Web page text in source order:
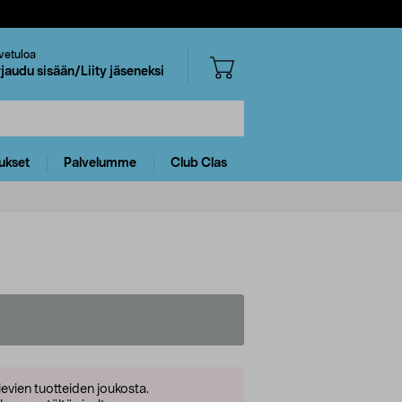
sisään/Liity jäseneksi
Palvelumme Club Clas
tuotteiden joukosta.